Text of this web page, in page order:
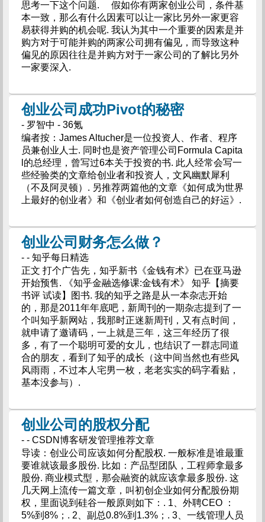
思考一下这个问题. 假如你有两家创业公司，条件基
本一致，那么有什么因素可以让一家比另外一家更容
易获得并购的机会呢. 我认为其中一个重要的因素是并
购方对于可能并购的两家公司拥有偏见，而导致这种
偏见的原因往往是并购方对于一家公司的了解比另外
一家要深入.
创业公司成功Pivot的秘密
- 罗智中 - 36氪
编者按：James Altucher是一位投资人、作者、程序
员兼创业人士. 同时也是资产管理公司Formula Capita
l的总经理，曾写过6本关于投资的书. 此人经常会写一
些经验类的文章给创业者和投资人，文风幽默犀利
（不及阿灵顿）. 另推荐两篇他的文章《如何成为世界
上最好的创业者》和《创业者如何创造自己的好运》.
创业公司财务怎么做？
- - 知乎每日精选
正文 打个广告先，知乎新书《金钱有术》已在亚马逊
开始预售. 《知乎金融选修课:金钱有术》 知乎【摘要
书评 试读】图书. 我的知乎之路是从一本杂志开始
的，那是2011年年底吧，新周刊的一期杂志提到了一
个叫知乎新网站，我那时正迷新周刊，又有点时间，
就申请了邀请码，一上就是三年，这三年经历了很
多，有了一个聪明可爱的女儿，也结识了一群志同道
合的朋友，看到了知乎的成长（这中间当然也有些风
风雨雨，不过本人宅男一枚，老老实实的码字看贴，
基本没参与）.
创业公司的股权分配
- - CSDN博客研发管理推荐文章
导读：创业公司应该如何分配股权. 一般标准是谁最重
要谁就该最多股份. 比如：产品型团队，工程师拿最多
股份. 商业模式型，那会融资的就应该拿最多股份. 这
几天网上流传一篇文章，叫初创企业如何分配股份期
权，里面说到硅谷一般原则如下：. 1、外聘CEO ：
5%到8%；. 2、副总0.8%到1.3%；. 3、一线管理人员